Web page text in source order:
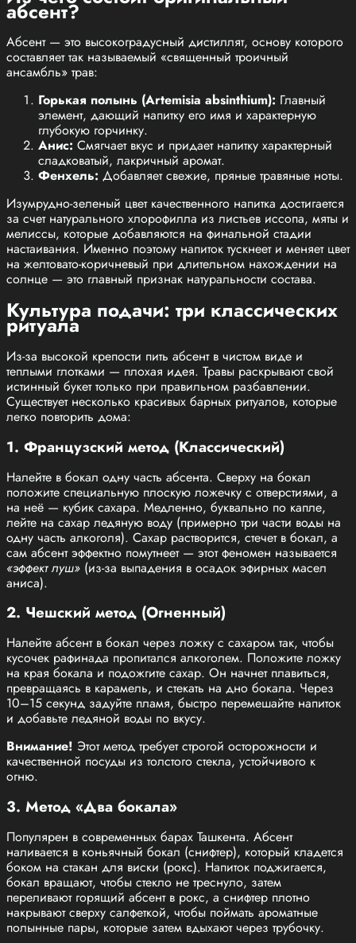
абсент?
Абсент — это высокоградусный дистиллят, основу которого
составляет так называемый «священный троичный
ансамбль» трав:
Горькая полынь (Artemisia absinthium): Главный
элемент, дающий напитку его имя и характерную
глубокую горчинку.
Анис: Смягчает вкус и придает напитку характерный
сладковатый, лакричный аромат.
Фенхель: Добавляет свежие, пряные травяные ноты.
Изумрудно-зеленый цвет качественного напитка достигается
за счет натурального хлорофилла из листьев иссопа, мяты и
мелиссы, которые добавляются на финальной стадии
настаивания. Именно поэтому напиток тускнеет и меняет цвет
на желтовато-коричневый при длительном нахождении на
солнце — это главный признак натуральности состава.
Культура подачи: три классических
ритуала
Из-за высокой крепости пить абсент в чистом виде и
теплыми глотками — плохая идея. Травы раскрывают свой
истинный букет только при правильном разбавлении.
Существует несколько красивых барных ритуалов, которые
легко повторить дома:
1. Французский метод (Классический)
Налейте в бокал одну часть абсента. Сверху на бокал
положите специальную плоскую ложечку с отверстиями, а
на неё — кубик сахара. Медленно, буквально по капле,
лейте на сахар ледяную воду (примерно три части воды на
одну часть алкоголя). Сахар растворится, стечет в бокал, а
сам абсент эффектно помутнеет — этот феномен называется
«эффект луш» (из-за выпадения в осадок эфирных масел
аниса).
2. Чешский метод (Огненный)
Налейте абсент в бокал через ложку с сахаром так, чтобы
кусочек рафинада пропитался алкоголем. Положите ложку
на края бокала и подожгите сахар. Он начнет плавиться,
превращаясь в карамель, и стекать на дно бокала. Через
10–15 секунд задуйте пламя, быстро перемешайте напиток
и добавьте ледяной воды по вкусу.
Внимание! Этот метод требует строгой осторожности и
качественной посуды из толстого стекла, устойчивого к
огню.
3. Метод «Два бокала»
Популярен в современных барах Ташкента. Абсент
наливается в коньячный бокал (снифтер), который кладется
боком на стакан для виски (рокс). Напиток поджигается,
бокал вращают, чтобы стекло не треснуло, затем
переливают горящий абсент в рокс, а снифтер плотно
накрывают сверху салфеткой, чтобы поймать ароматные
полынные пары, которые затем вдыхают через трубочку.